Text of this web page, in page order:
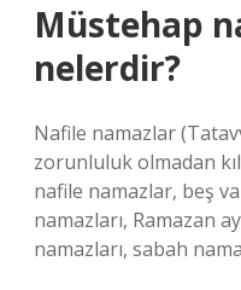
Müstehap
nelerdir?
Nafile namazlar
zorunluluk olmadan
nafile namazlar, beş
namazları, Ramazan
namazları, sabah